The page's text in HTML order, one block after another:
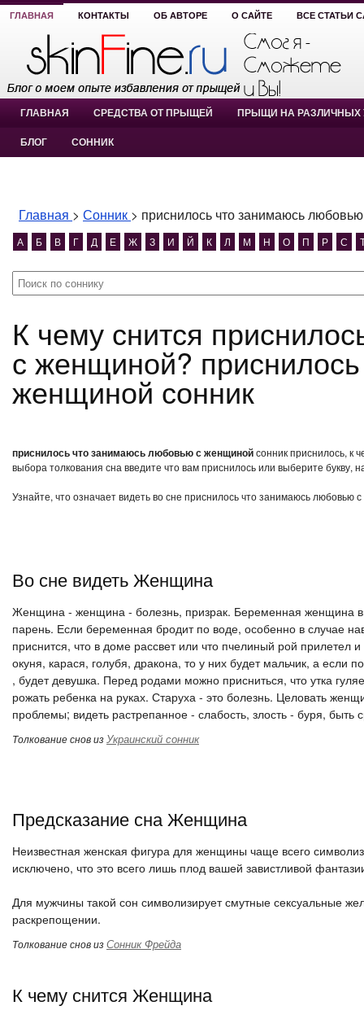
ГЛАВНАЯ КОНТАКТЫ ОБ АВТОРЕ О САЙТЕ ВСЕ СТАТЬИ
ГЛАВНАЯ СРЕДСТВА ОТ ПРЫЩЕЙ ПРЫЩИ НА РАЗЛИЧНЫХ
БЛОГ СОННИК
Главная > Сонник > приснилось что занимаюсь
А Б В Г Д Е Ж З И Й К Л М Н О П Р С
К чему снится приснилось что занимаюсь любовью
с женщиной?
женщиной сонник
приснилось что занимаюсь любовью с женщинойсонник приснилось, к
выбора толкования сна введите что вам приснилось или выберите букву,
Узнайте, что означает видеть во сне приснилось что занимаюсь
Во сне видеть Женщина
Женщина - женщина - болезнь, призрак. Беременная женщина
парень. Если беременная бродит по воде, особенно в случае
приснится, что в доме рассвет или что пчелиный рой прилетел
окуня, карася, голубя, дракона, то у них будет мальчик, а
, будет девушка. Перед родами можно присниться, что утка
рожать ребенка на руках. Старуха - это болезнь. Целовать
проблемы; видеть растрепанное - слабость, злость - буря,
Толкование снов изУкраинский сонник
Предсказание сна Женщина
Неизвестная женская фигура для женщины чаще всего
исключено, что это всего лишь плод вашей завистливой
Для мужчины такой сон символизирует смутные сексуальные
раскрепощении.
Толкование снов изСонник Фрейда
К чему снится Женщина